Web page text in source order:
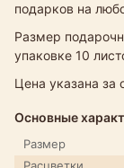
подарков на
Размер
упаковке 10
Цена указана за
Основные
Размер